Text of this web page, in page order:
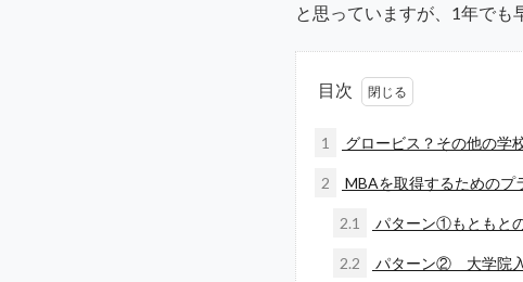
と思っていますが、1年でも
目次
1 グロービス？その他の学
2 MBAを取得するためのプ
2.1 パターン①もともと
2.2 パターン② 大学院入